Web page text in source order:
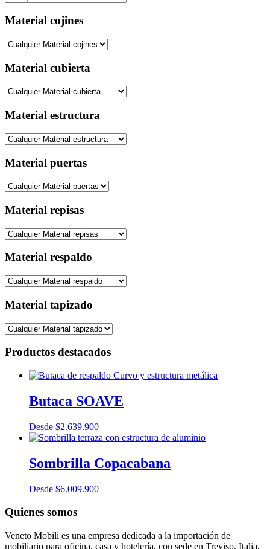
Material cojines
Material cubierta
Material estructura
Material puertas
Material repisas
Material respaldo
Material tapizado
Productos destacados
Butaca SOAVE
Desde $2.639.900
Sombrilla Copacabana
Desde $6.009.900
Quienes somos
Veneto Mobili es una empresa dedicada a la importación de
mobiliario para oficina, casa y hotelería, con sede en Treviso, Italia,